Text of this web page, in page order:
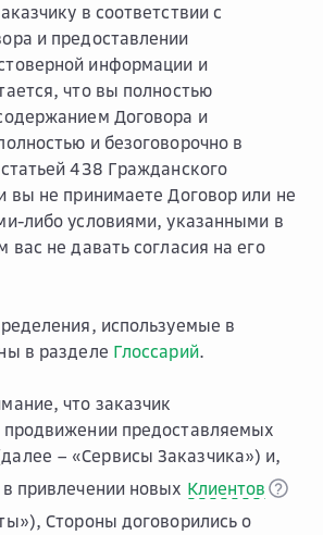
в соответствии с
и предоставлении
информации и
что вы полностью
Договора и
и безоговорочно в
438 Гражданского
вы не принимаете Договор или не
либо условиями, указанными в
вас не давать согласия на его
используемые в
в разделе Глоссарий.
что заказчик
продвижении предоставляемых
– «Сервисы Заказчика») и,
привлечении новых Клиентов
Стороны договорились о